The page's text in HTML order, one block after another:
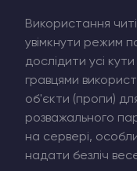
Використання
увімкнути режим
дослідити усі
гравцями
об'єкти (пропи)
розважального
на сервері,
надати безліч